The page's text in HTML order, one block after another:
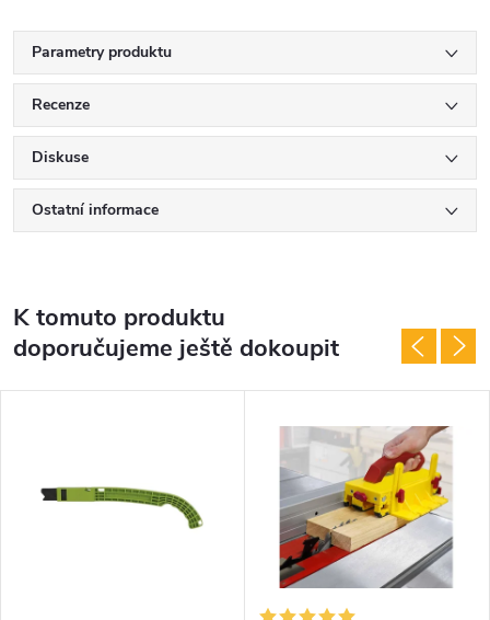
Parametry produktu
Recenze
Diskuse
Ostatní informace
K tomuto produktu
doporučujeme ještě dokoupit